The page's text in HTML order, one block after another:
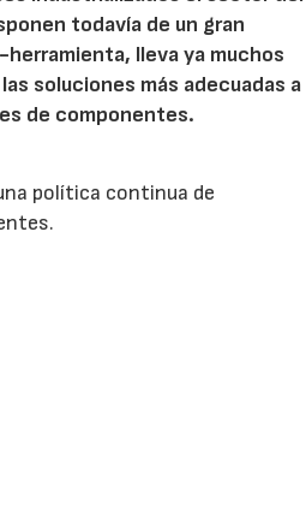
todavía de un gran
lleva ya muchos
soluciones más adecuadas a
de componentes.
política continua de